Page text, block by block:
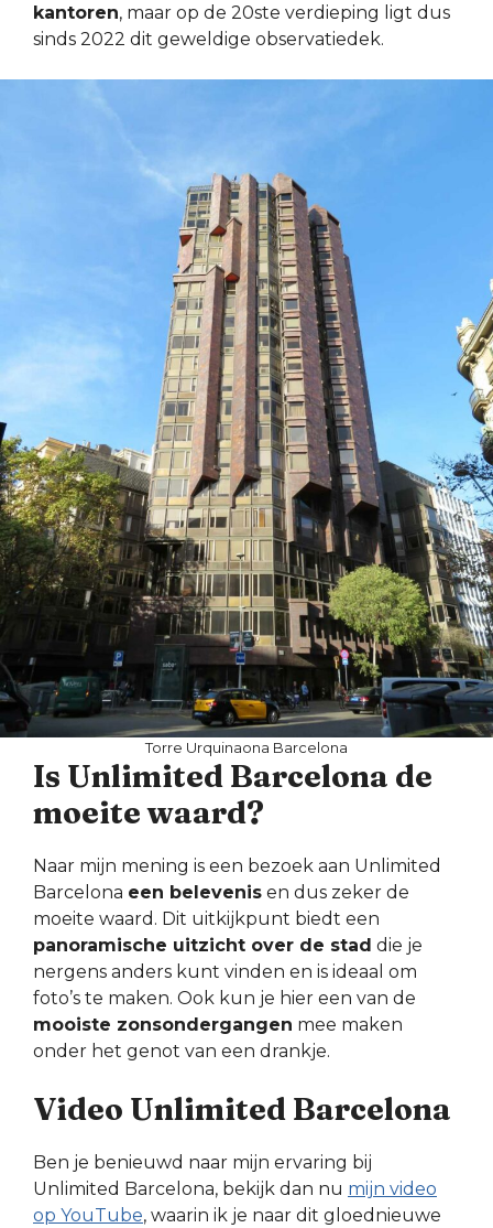
kantoren, maar op de 20ste verdieping ligt dus
sinds 2022 dit geweldige observatiedek.
Torre Urquinaona Barcelona
Is Unlimited Barcelona de
moeite waard?
Naar mijn mening is een bezoek aan Unlimited
Barcelona een belevenis en dus zeker de
moeite waard. Dit uitkijkpunt biedt een
panoramische uitzicht over de stad die je
nergens anders kunt vinden en is ideaal om
foto’s te maken. Ook kun je hier een van de
mooiste zonsondergangen mee maken
onder het genot van een drankje.
Video Unlimited Barcelona
Ben je benieuwd naar mijn ervaring bij
Unlimited Barcelona, bekijk dan nu mijn video
op YouTube, waarin ik je naar dit gloednieuwe